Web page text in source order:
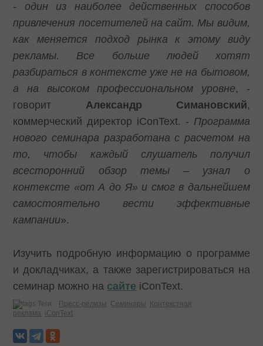
- один из наиболее действенных способов
привлечения посетителей на сайт. Мы видим,
как меняется подход рынка к этому виду
рекламы. Все больше людей хотят
разбираться в контексте уже не на бытовом,
а на высоком профессиональном уровне, -
говорит Александр Симановский,
коммерческий директор iConText. - Программа
нового семинара разработана с расчетом на
то, чтобы каждый слушатель получил
всесторонний обзор темы – узнал о
контексте «от А до Я» и смог в дальнейшем
самостоятельно вести эффективные
кампании».
Изучить подробную информацию о программе
и докладчиках, а также зарегистрироваться на
семинар можно на сайте iConText.
Теги: Пресс-релизы Семинары
Контекстная
реклама iConText